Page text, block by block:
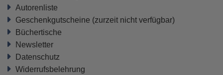
Autorenliste
Geschenkgutscheine (zurzeit nicht verfügbar)
Büchertische
Newsletter
Datenschutz
Widerrufsbelehrung